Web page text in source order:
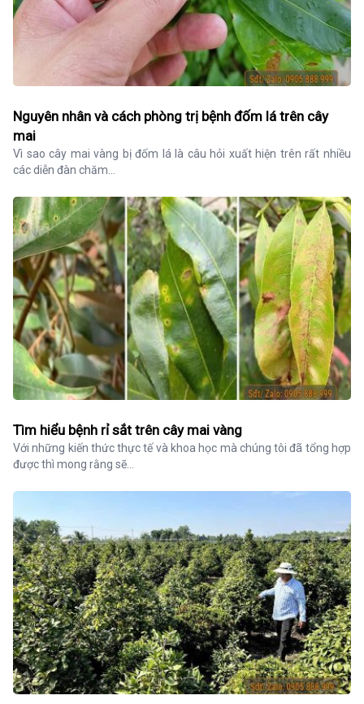
Nguyên nhân và cách phòng trị bệnh đốm lá trên cây
mai
Vì sao cây mai vàng bị đốm lá là câu hỏi xuất hiện trên rất nhiều
các diễn đàn chăm...
Tìm hiểu bệnh rỉ sắt trên cây mai vàng
Với những kiến thức thực tế và khoa học mà chúng tôi đã tổng hợp
được thì mong rằng sẽ...